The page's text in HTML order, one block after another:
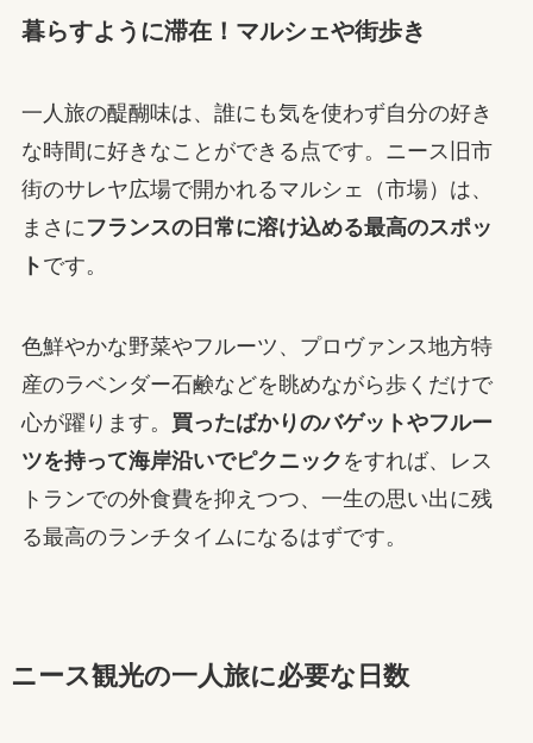
暮らすように滞在！マルシェや街歩き
一人旅の醍醐味は、誰にも気を使わず自分の好き
な時間に好きなことができる点です。ニース旧市
街のサレヤ広場で開かれるマルシェ（市場）は、
まさにフランスの日常に溶け込める最高のスポッ
ト です。
色鮮やかな野菜やフルーツ、プロヴァンス地方特
産のラベンダー石鹸などを眺めながら歩くだけで
心が躍ります。 買ったばかりのバゲットやフルー
ツを持って海岸沿いでピクニック をすれば、レス
トランでの外食費を抑えつつ、一生の思い出に残
る最高のランチタイムになるはずです。
ニース観光の一人旅に必要な日数